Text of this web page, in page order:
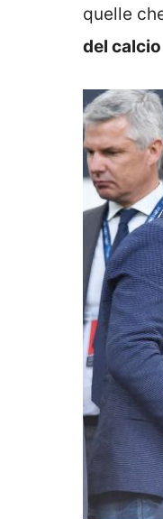
quelle
del